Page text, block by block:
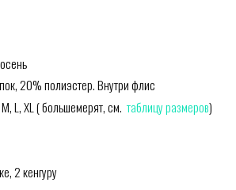
20% полиэстер. Внутри флис
L, XL ( большемерят, см. таблицу размеров)
2 кенгуру